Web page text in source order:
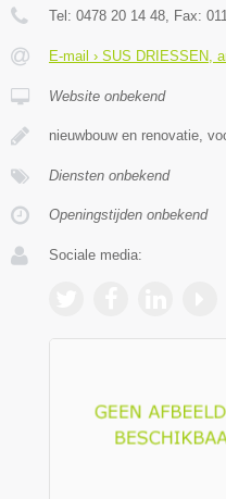
Tel: 0478 20 14 48, Fax:
E-mail › SUS DRIESSEN,
Website onbekend
nieuwbouw en renovatie,
Diensten onbekend
Openingstijden onbekend
Sociale media: